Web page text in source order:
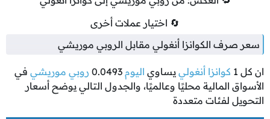
🔄 اختيار عملات أخرى
سعر صرف الكوانزا أنغولي مقابل الروبي موريشي
ان كل 1 كوانزا أنغولي يساوي اليوم 0.0493 روبي موريشي في
الأسواق المالية محليًا وعالميًا، والجدول التالي يوضح أسعار
التحويل لفئات متعددة